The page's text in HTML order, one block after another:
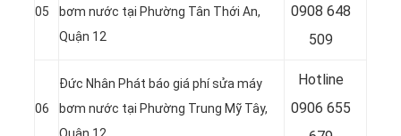
05
bơm nước tại Phường Tân Thới An,
Quận 12
0908 648
509
06
Đức Nhân Phát báo giá phí sửa máy
bơm nước tại Phường Trung Mỹ Tây,
Quận 12
Hotline
0906 655